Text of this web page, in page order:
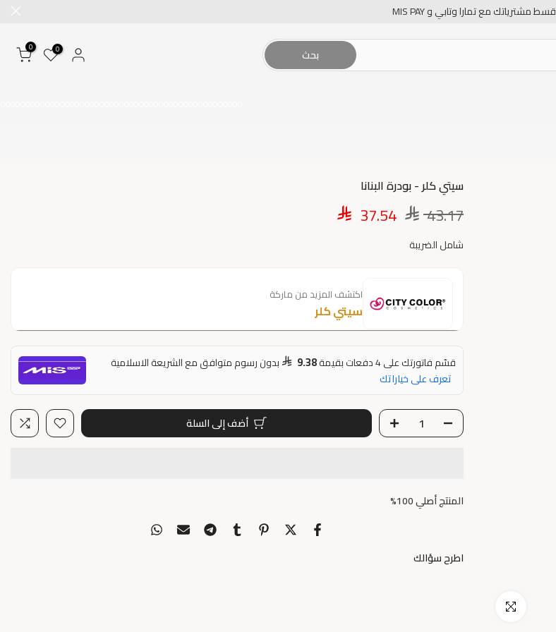
قسط مشترياتك مع تمارا وتابي و MIS PAY
بحث 0
0
اضغط للتكبير
سيتي كلر - بودرة البنانا
43.17
37.54
شامل الضريبة
اكتشف المزيد من ماركة
سيتي كلر
قسّم فاتورتك على 4 دفعات بقيمة 9.38
بدون رسوم متوافق مع الشريعة الاسلامية
تعرف على خياراتك
أضف إلى السلة
المنتج أصلي 100%
اطرح سؤالك